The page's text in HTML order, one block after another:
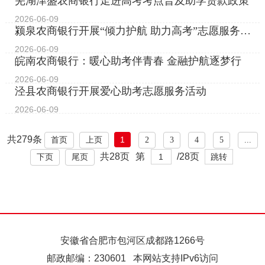
2026-06-09
颍泉农商银行开展“倾力护航 助力高考”志愿服务活
动2026-06-09
皖南农商银行：暖心助考伴青春 金融护航逐梦行
2026-06-09
泾县农商银行开展爱心助考志愿服务活动
2026-06-09
共279条 首页 上页 1 2 3 4 5
...
下页
尾页 共28页 第 /28页
安徽省合肥市包河区成都路1266号
邮政邮编：230601 本网站支持IPv6访问